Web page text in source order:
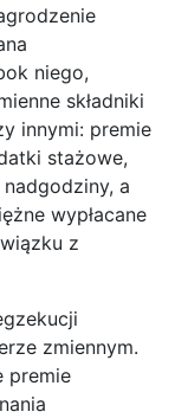
niego,
składniki
innymi: premie
stażowe,
a
wypłacane
z
zmiennym.
premie